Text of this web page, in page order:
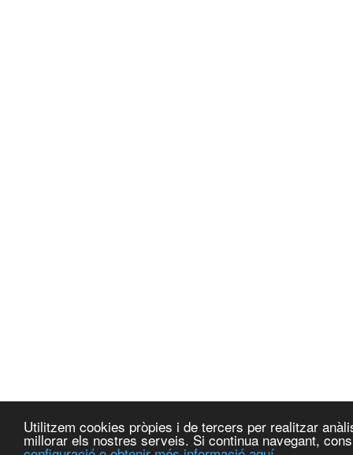
Utilitzem cookies pròpies i de tercers per realitzar
millorar els nostres serveis. Si continua navegant,